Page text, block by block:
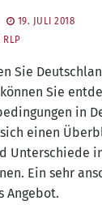
19. JULI 2018
RLP
Sie
Sie
in
einen
Unter­schie­de
Ein sehr
Angebot.